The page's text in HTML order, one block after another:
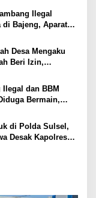
Ilegal
di Bajeng, Aparat
Desa Mengaku
Beri Izin,
Ilegal dan BBM
Bermain,
di Polda Sulsel,
Desak Kapolres